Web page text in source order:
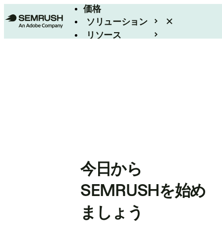
価格
ソリューション
リソース
今日から
SEMRUSHを始め
ましょう